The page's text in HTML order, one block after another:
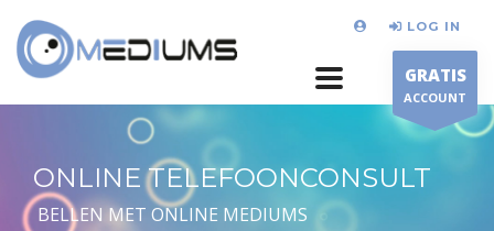
LOG IN
GRATIS
ACCOUNT
ONLINE TELEFOONCONSULT
BELLEN MET ONLINE MEDIUMS